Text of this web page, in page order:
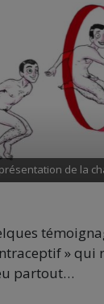
de la
»
partout…